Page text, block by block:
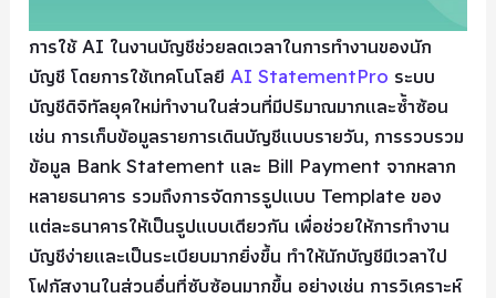
การใช้ AI ในงานบัญชีช่วยลดเวลาในการทำงานของนัก
บัญชี โดยการใช้เทคโนโลยี AI StatementPro ระบบ
บัญชีดิจิทัลยุคใหม่ทำงานในส่วนที่มีปริมาณมากและซ้ำซ้อน
เช่น การเก็บข้อมูลรายการเดินบัญชีแบบรายวัน, การรวบรวม
ข้อมูล Bank Statement และ Bill Payment จากหลาก
หลายธนาคาร รวมถึงการจัดการรูปแบบ Template ของ
แต่ละธนาคารให้เป็นรูปแบบเดียวกัน เพื่อช่วยให้การทำงาน
บัญชีง่ายและเป็นระเบียบมากยิ่งขึ้น ทำให้นักบัญชีมีเวลาไป
โฟกัสงานในส่วนอื่นที่ซับซ้อนมากขึ้น อย่างเช่น การวิเคราะห์